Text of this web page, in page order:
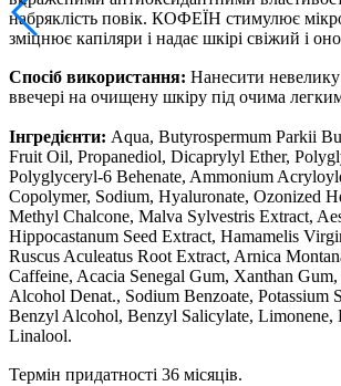
набряклість повік. КОФЕЇН стимулює
зміцнює капіляри і надає шкірі свіжий і
Спосіб використання: Нанесити невелику
ввечері на очищену шкіру під очима
Інгредієнти: Aqua, Butyrospermum Parkii
Fruit Oil, Propanediol, Dicaprylyl Ether,
Polyglyceryl-6 Behenate, Ammonium
Copolymer, Sodium, Hyaluronate, Ozonized
Methyl Chalcone, Malva Sylvestris Extract,
Hippocastanum Seed Extract, Hamamelis
Ruscus Aculeatus Root Extract, Arnica
Caffeine, Acacia Senegal Gum, Xanthan
Alcohol Denat., Sodium Benzoate, Potassium
Benzyl Alcohol, Benzyl Salicylate, Limonene,
Linalool.
Термін придатності 36 місяців.